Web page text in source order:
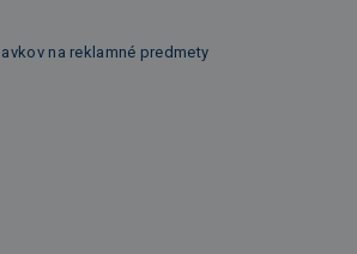
na reklamné predmety